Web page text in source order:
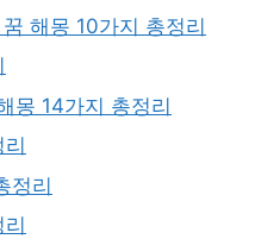
해몽 10가지 총정리
몽 14가지 총정리
정리